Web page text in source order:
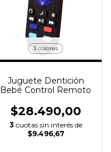
3 colores
Juguete Dentición
Bebé Control Remoto
$28.490,00
3 cuotas sin interés de
$9.496,67